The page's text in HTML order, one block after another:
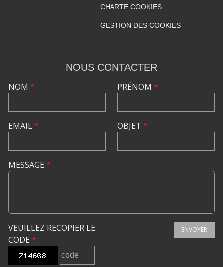
CHARTE COOKIES
GESTION DES COOKIES
NOUS CONTACTER
NOM *
EMAIL*
PRÉNOM *
OBJET *
MESSAGE *
VEUILLEZ RECOPIER LE
CODE * :
ENVOYER